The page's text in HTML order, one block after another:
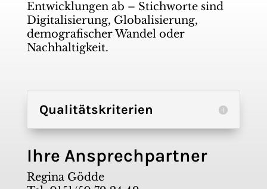
Entwicklungen ab – Stichworte sind
Digitalisierung, Globalisierung,
demografischer Wandel oder
Nachhaltigkeit.
Qualitätskriterien
Ihre Ansprechpartner
Regina Gödde